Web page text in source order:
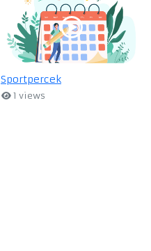
Sportpercek
1 views